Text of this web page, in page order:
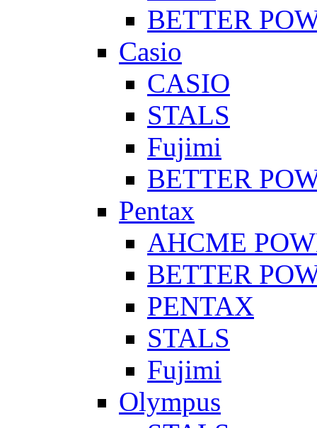
BETTER
Casio
CASIO
STALS
Fujimi
BETTER
Pentax
AHCME
BETTER
PENTAX
STALS
Fujimi
Olympus